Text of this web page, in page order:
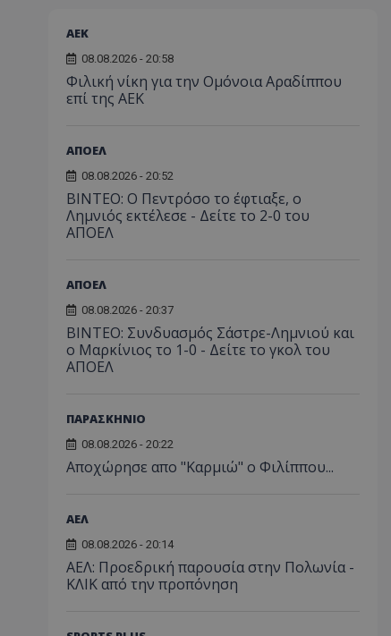
ΑEK
08.08.2026 - 20:58
Φιλική νίκη για την Ομόνοια Αραδίππου
επί της ΑΕΚ
ΑΠΟΕΛ
08.08.2026 - 20:52
ΒΙΝΤΕΟ: Ο Πεντρόσο το έφτιαξε, ο
Λημνιός εκτέλεσε - Δείτε το 2-0 του
ΑΠΟΕΛ
ΑΠΟΕΛ
08.08.2026 - 20:37
ΒΙΝΤΕΟ: Συνδυασμός Σάστρε-Λημνιού και
ο Μαρκίνιος το 1-0 - Δείτε το γκολ του
ΑΠΟΕΛ
ΠΑΡΑΣΚΗΝΙΟ
08.08.2026 - 20:22
Aποχώρησε απο "Καρμιώ" ο Φιλίππου...
ΑΕΛ
08.08.2026 - 20:14
ΑΕΛ: Προεδρική παρουσία στην Πολωνία -
ΚΛΙΚ από την προπόνηση